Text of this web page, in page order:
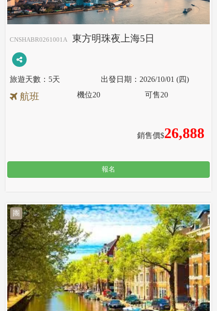
CNSHABR0261001A 東方明珠夜上海5日
5天 2026/10/01 (四)
航班
銷售價$26,888
機位20 可售20
報名
團